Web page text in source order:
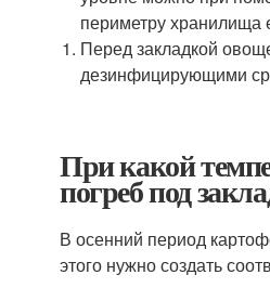
периметру хранилища
Перед закладкой
дезинфицирующими
При какой
погреб под
В осенний период
этого нужно создать